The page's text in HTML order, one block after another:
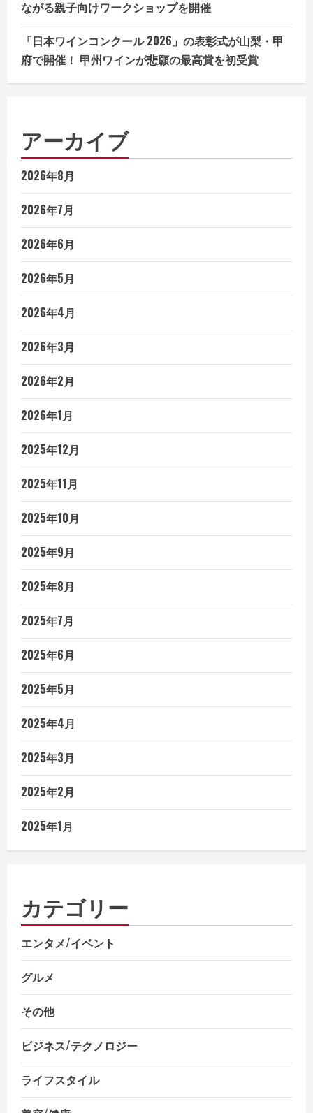
ながる親子向けワークショップを開催
「日本ワインコンクール 2026」の表彰式が山梨・甲
府で開催！ 甲州ワインが悲願の最高賞を初受賞
アーカイブ
2026年8月
2026年7月
2026年6月
2026年5月
2026年4月
2026年3月
2026年2月
2026年1月
2025年12月
2025年11月
2025年10月
2025年9月
2025年8月
2025年7月
2025年6月
2025年5月
2025年4月
2025年3月
2025年2月
2025年1月
カテゴリー
エンタメ/イベント
グルメ
その他
ビジネス/テクノロジー
ライフスタイル